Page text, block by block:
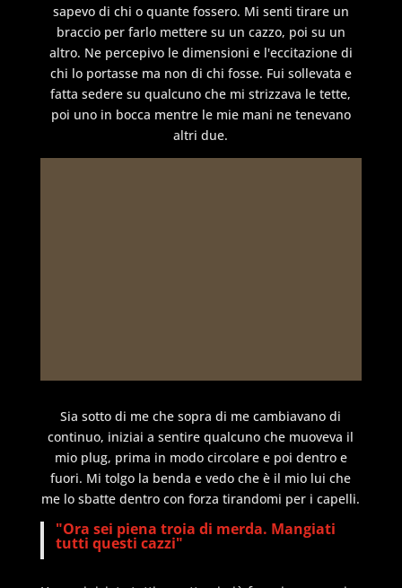
sapevo di chi o quante fossero. Mi senti tirare un
braccio per farlo mettere su un cazzo, poi su un
altro. Ne percepivo le dimensioni e l'eccitazione di
chi lo portasse ma non di chi fosse. Fui sollevata e
fatta sedere su qualcuno che mi strizzava le tette,
poi uno in bocca mentre le mie mani ne tenevano
altri due.
Sia sotto di me che sopra di me cambiavano di
continuo, iniziai a sentire qualcuno che muoveva il
mio plug, prima in modo circolare e poi dentro e
fuori. Mi tolgo la benda e vedo che è il mio lui che
me lo sbatte dentro con forza tirandomi per i capelli.
"Ora sei piena troia di merda. Mangiati
tutti questi cazzi"